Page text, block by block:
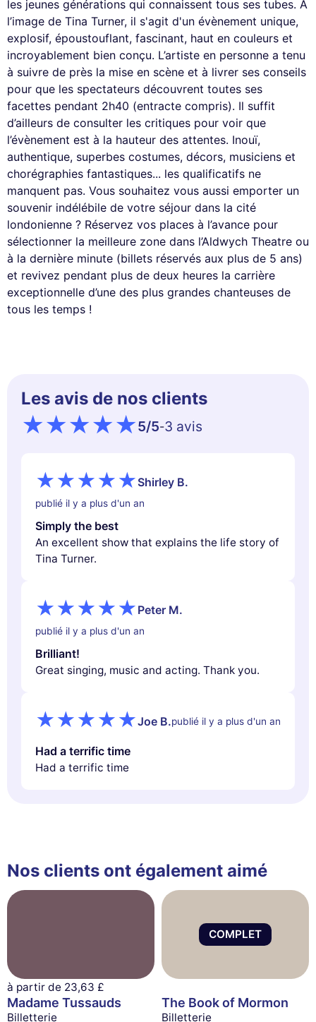
les jeunes générations qui connaissent tous ses tubes. A
l’image de Tina Turner, il s'agit d'un évènement unique,
explosif, époustouflant, fascinant, haut en couleurs et
incroyablement bien conçu. L’artiste en personne a tenu
à suivre de près la mise en scène et à livrer ses conseils
pour que les spectateurs découvrent toutes ses
facettes pendant 2h40 (entracte compris). Il suffit
d’ailleurs de consulter les critiques pour voir que
l’évènement est à la hauteur des attentes. Inouï,
authentique, superbes costumes, décors, musiciens et
chorégraphies fantastiques... les qualificatifs ne
manquent pas. Vous souhaitez vous aussi emporter un
souvenir indélébile de votre séjour dans la cité
londonienne ? Réservez vos places à l’avance pour
sélectionner la meilleure zone dans l’Aldwych Theatre ou
à la dernière minute (billets réservés aux plus de 5 ans)
et revivez pendant plus de deux heures la carrière
exceptionnelle d’une des plus grandes chanteuses de
tous les temps !
Les avis de nos clients
5/5-3 avis
Shirley B.
publié il y a plus d'un an
Simply the best
An excellent show that explains the life story of
Tina Turner.
Peter M.
publié il y a plus d'un an
Brilliant!
Great singing, music and acting. Thank you.
Joe B.publié il y a plus d'un an
Had a terrific time
Had a terrific time
Nos clients ont également aimé
à partir de 23,63 £
Madame Tussauds
Billetterie
COMPLET
The Book of Mormon
Billetterie